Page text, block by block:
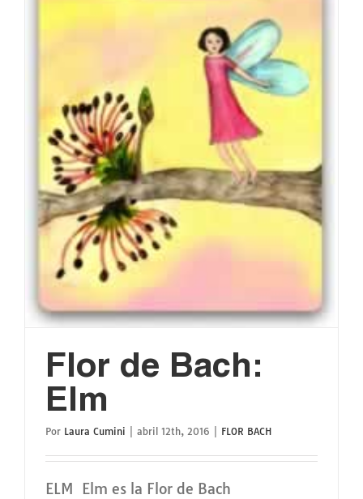
Flor de Bach:
Elm
Por Laura Cumini abril 12th, 2016 FLOR BACH
ELM Elm es la Flor de Bach